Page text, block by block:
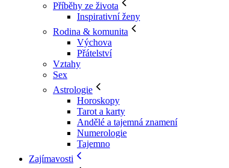
Příběhy ze života
Inspirativní ženy
Rodina & komunita
Výchova
Přátelství
Vztahy
Sex
Astrologie
Horoskopy
Tarot a karty
Andělé a tajemná znamení
Numerologie
Tajemno
Zajímavosti